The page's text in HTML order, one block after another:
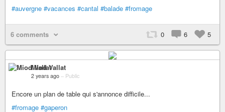
#auvergne #vacances #cantal #balade #fromage
6 comments 0 6 5
Miod Vallat
2 years ago – Public
Encore un plan de table qui s'annonce difficile...
#fromage #gaperon